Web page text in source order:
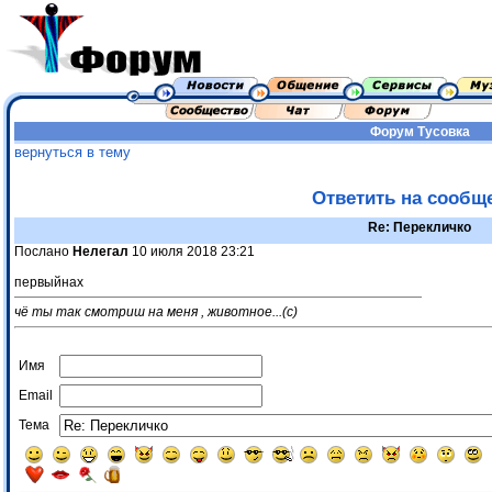
Форум Тусовка
вернуться в тему
Ответить на
Re: Перекличко
Послано Нелегал 10 июля 2018 23:21
первыйнах
чё ты так смотриш на меня , животное...(с)
Имя
Email
Тема